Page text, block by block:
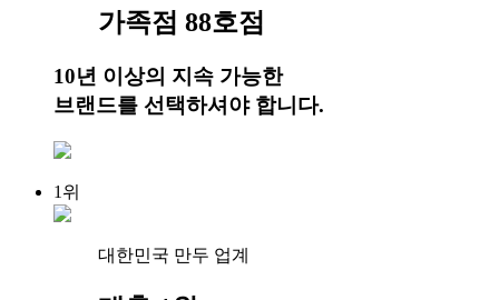
가족점 88호점
10년 이상의 지속 가능한
브랜드를 선택하셔야 합니다.
1위
대한민국 만두 업계